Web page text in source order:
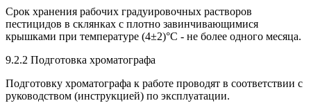
Срок хранения рабочих градуировочных растворов
пестицидов в склянках с плотно завинчивающимися
крышками при температуре (4±2)°С - не более одного месяца.
9.2.2 Подготовка хроматографа
Подготовку хроматографа к работе проводят в соответствии с
руководством (инструкцией) по эксплуатации.